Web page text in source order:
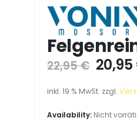
22,95€ 20,95
inkl. 19 % MwSt. zzgl.
Availability: Nicht